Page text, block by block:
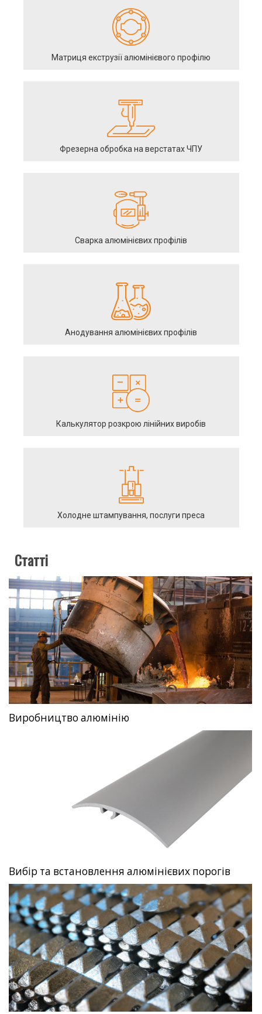
Матриця екструзії алюмінієвого профілю
Фрезерна обробка на верстатах ЧПУ
Сварка алюмінієвих профілів
Анодування алюмінієвих профілів
Калькулятор розкрою лінійних виробів
Холодне штампування, послуги преса
Статті
Виробництво алюмінію
Вибір та встановлення алюмінієвих порогів